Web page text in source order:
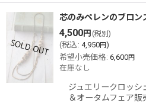
芯のみペレンのブロン
4,500円 (税別)
(税込 : 4,950円)
希望小売価格: 6,600円
在庫なし
ジュエリークロッ
＆オータムフェア